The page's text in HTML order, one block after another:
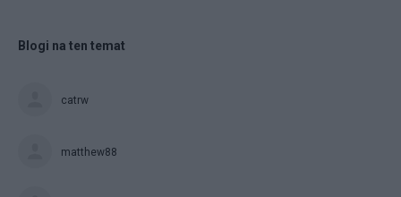
Blogi na ten temat
catrw
matthew88